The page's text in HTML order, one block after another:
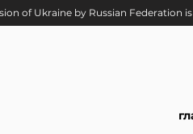
of Ukraine by Russian Federation